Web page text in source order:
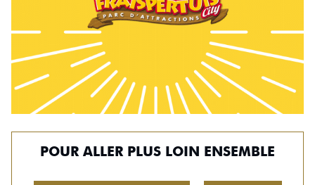
POUR ALLER PLUS LOIN ENSEMBLE